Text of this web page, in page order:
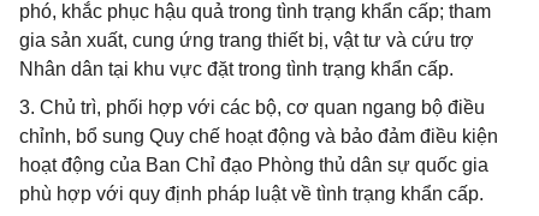
phó, khắc phục hậu quả trong tình trạng khẩn cấp; tham
gia sản xuất, cung ứng trang thiết bị, vật tư và cứu trợ
Nhân dân tại khu vực đặt trong tình trạng khẩn cấp.
3. Chủ trì, phối hợp với các bộ, cơ quan ngang bộ điều
chỉnh, bổ sung Quy chế hoạt động và bảo đảm điều kiện
hoạt động của Ban Chỉ đạo Phòng thủ dân sự quốc gia
phù hợp với quy định pháp luật về tình trạng khẩn cấp.